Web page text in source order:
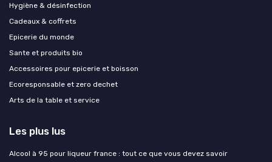
Hygiène & désinfection
Cadeaux & coffrets
Epicerie du monde
Sante et produits bio
Accessoires pour epicerie et boisson
Ecoresponsable et zero dechet
Arts de la table et service
Les plus lus
Alcool à 95 pour liqueur france : tout ce que vous devez savoir